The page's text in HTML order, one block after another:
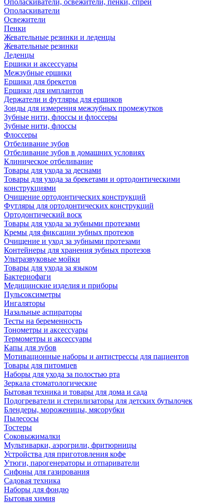
Ополаскиватели, освежители, пенки, спреи
Ополаскиватели
Освежители
Пенки
Жевательные резинки и леденцы
Жевательные резинки
Леденцы
Ершики и аксессуары
Межзубные ершики
Ершики для брекетов
Ершики для имплантов
Держатели и футляры для ершиков
Зонды для измерения межзубных промежутков
Зубные нити, флоссы и флоссеры
Зубные нити, флоссы
Флоссеры
Отбеливание зубов
Отбеливание зубов в домашних условиях
Клиническое отбеливание
Товары для ухода за деснами
Товары для ухода за брекетами и ортодонтическими
конструкциями
Очищение ортодонтических конструкций
Футляры для ортодонтических конструкций
Ортодонтический воск
Товары для ухода за зубными протезами
Кремы для фиксации зубных протезов
Очищение и уход за зубными протезами
Контейнеры для хранения зубных протезов
Ультразвуковые мойки
Товары для ухода за языком
Бактериофаги
Медицинские изделия и приборы
Пульсоксиметры
Ингаляторы
Назальные аспираторы
Тесты на беременность
Тонометры и аксессуары
Термометры и аксессуары
Капы для зубов
Мотивационные наборы и антистрессы для пациентов
Товары для питомцев
Наборы для ухода за полостью рта
Зеркала стоматологические
Бытовая техника и товары для дома и сада
Подогреватели и стерилизаторы для детских бутылочек
Блендеры, мороженицы, мясорубки
Пылесосы
Тостеры
Соковыжималки
Мультиварки, аэрогрили, фритюрницы
Устройства для приготовления кофе
Утюги, парогенераторы и отпариватели
Сифоны для газирования
Садовая техника
Наборы для фондю
Бытовая химия